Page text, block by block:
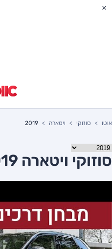
אוטו סוזוקי ויטארה 2019
סוזוקי ויטארה 2019 יד שניה